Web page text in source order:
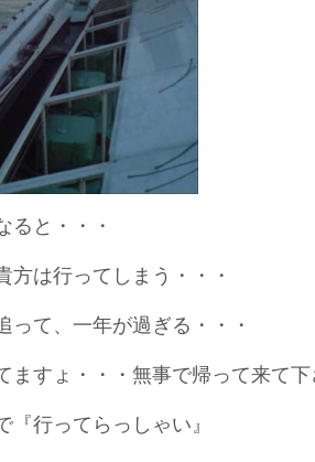
ると・・・
方は行ってしまう・・・
って、一年が過ぎる・・・
ますょ・・・無事で帰って来て
『行ってらっしゃい』